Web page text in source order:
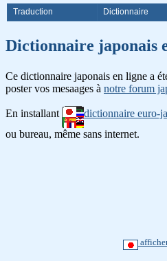
Traduction Dictionnaire
Dictionnaire japonais
Ce dictionnaire japonais en ligne a
poster vos mesaages à notre forum
En installant dictionnaire euro-
ou bureau, même sans internet.